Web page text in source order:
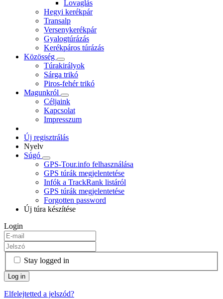
Lovaglás
Hegyi kerékpár
Transalp
Versenykerékpár
Gyalogtúrázás
Kerékpáros túrázás
Közösség
Túrakirályok
Sárga trikó
Piros-fehér trikó
Magunkról
Céljaink
Kapcsolat
Impresszum
Új regisztrálás
Nyelv
Súgó
GPS-Tour.info felhasználása
GPS túrák megjelentetése
Infók a TrackRank listáról
GPS túrák megjelentetése
Forgotten password
Új túra készítése
Login
Stay logged in
Elfelejtetted a jelszód?